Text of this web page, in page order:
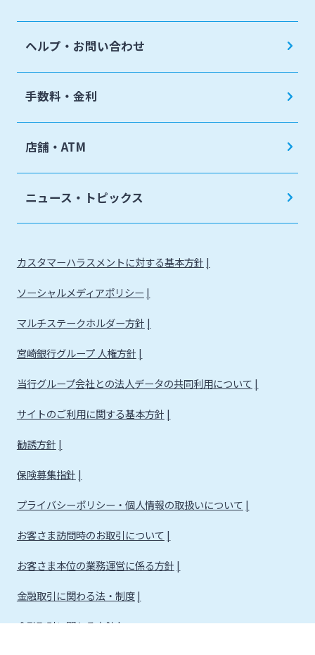
ヘルプ・お問い合わせ
手数料・金利
店舗・ATM
ニュース・トピックス
カスタマーハラスメントに対する基本方針
ソーシャルメディアポリシー
マルチステークホルダー方針
宮崎銀行グループ 人権方針
当行グループ会社との法人データの共同利用について
サイトのご利用に関する基本方針
勧誘方針
保険募集指針
プライバシーポリシー・個人情報の取扱いについて
お客さま訪問時のお取引について
お客さま本位の業務運営に係る方針
金融取引に関わる法・制度
金融取引に関わる方針